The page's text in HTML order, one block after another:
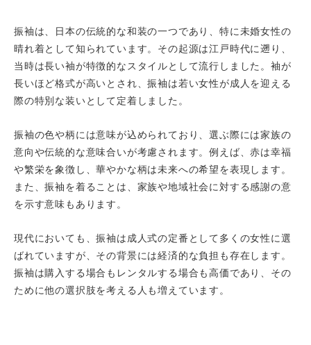
振袖は、日本の伝統的な和装の一つであり、特に未婚女性の
晴れ着として知られています。その起源は江戸時代に遡り、
当時は長い袖が特徴的なスタイルとして流行しました。袖が
長いほど格式が高いとされ、振袖は若い女性が成人を迎える
際の特別な装いとして定着しました。
振袖の色や柄には意味が込められており、選ぶ際には家族の
意向や伝統的な意味合いが考慮されます。例えば、赤は幸福
や繁栄を象徴し、華やかな柄は未来への希望を表現します。
また、振袖を着ることは、家族や地域社会に対する感謝の意
を示す意味もあります。
現代においても、振袖は成人式の定番として多くの女性に選
ばれていますが、その背景には経済的な負担も存在します。
振袖は購入する場合もレンタルする場合も高価であり、その
ために他の選択肢を考える人も増えています。